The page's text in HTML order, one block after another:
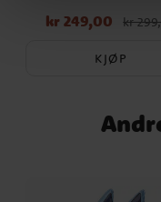
Nåværende pris
Opprinnelig
kr 249,00 kr
KJØP